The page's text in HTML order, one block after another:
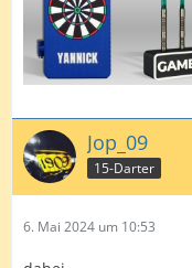
Jop_09
15-Darter
6. Mai 2024 um 10:53